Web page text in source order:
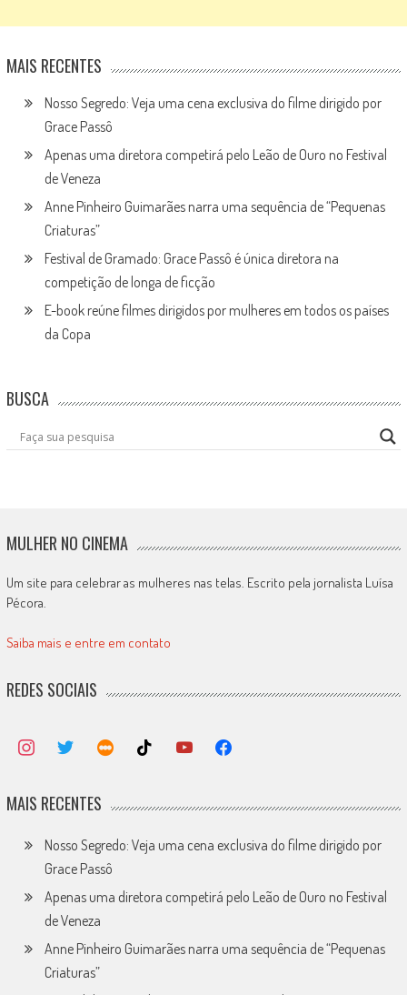
MAIS RECENTES
Nosso Segredo: Veja uma cena exclusiva do filme dirigido por
Grace Passô
Apenas uma diretora competirá pelo Leão de Ouro no Festival
de Veneza
Anne Pinheiro Guimarães narra uma sequência de “Pequenas
Criaturas”
Festival de Gramado: Grace Passô é única diretora na
competição de longa de ficção
E-book reúne filmes dirigidos por mulheres em todos os países
da Copa
BUSCA
MULHER NO CINEMA
Um site para celebrar as mulheres nas telas. Escrito pela jornalista Luísa
Pécora.
Saiba mais e entre em contato
REDES SOCIAIS
MAIS RECENTES
Nosso Segredo: Veja uma cena exclusiva do filme dirigido por
Grace Passô
Apenas uma diretora competirá pelo Leão de Ouro no Festival
de Veneza
Anne Pinheiro Guimarães narra uma sequência de “Pequenas
Criaturas”